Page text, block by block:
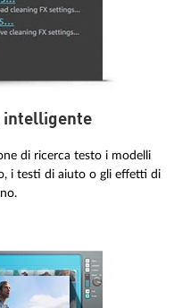
intelligente
di ricerca testo i modelli
i testi di aiuto o gli effetti di